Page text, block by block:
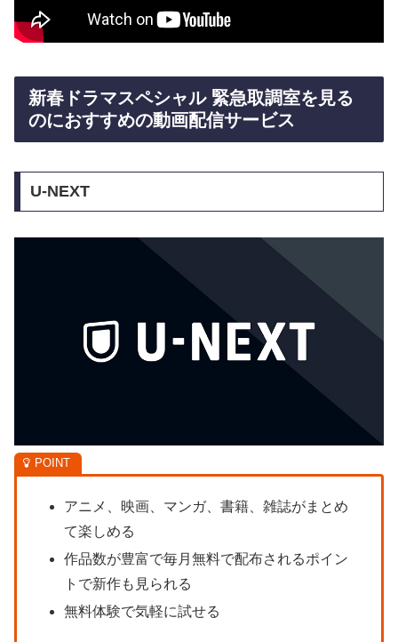
新春ドラマスペシャル 緊急取調室を見る
のにおすすめの動画配信サービス
U-NEXT
アニメ、映画、マンガ、書籍、雑誌がまとめ
て楽しめる
作品数が豊富で毎月無料で配布されるポイン
トで新作も見られる
無料体験で気軽に試せる